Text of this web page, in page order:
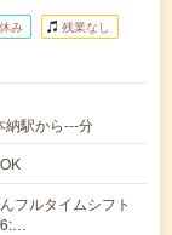
み 残業なし
納駅から---分
フルタイムシフト